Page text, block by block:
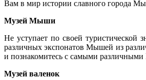
Вам в мир истории славного города
Музей Мыши
Не уступает по своей
различных экспонатов Мышей из
и познакомитесь с самыми
Музей валенок